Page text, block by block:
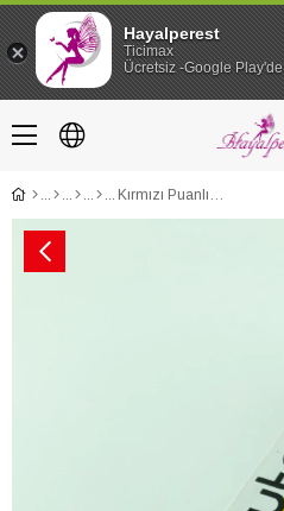
Kırmızı Puanlı Baskı Grogren Kurdele 2,5 cm
Hayalperest
Ticimax
Ücretsiz -Google Play'de